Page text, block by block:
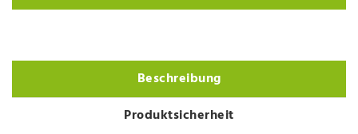
Beschreibung
Produktsicherheit